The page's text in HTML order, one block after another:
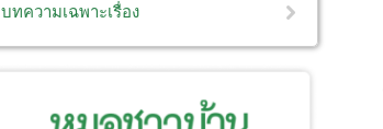
บทความเฉพาะเรื่อง